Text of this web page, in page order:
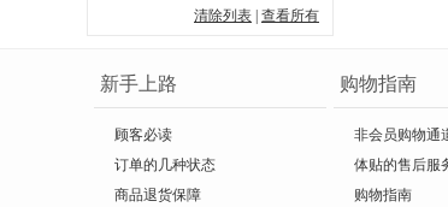
清除列表 查看所有
新手上路
顾客必读
订单的几种状态
商品退货保障
购物指南
非会员购物通
体贴的售后服
购物指南